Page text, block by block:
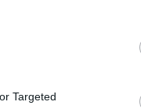
Targeted